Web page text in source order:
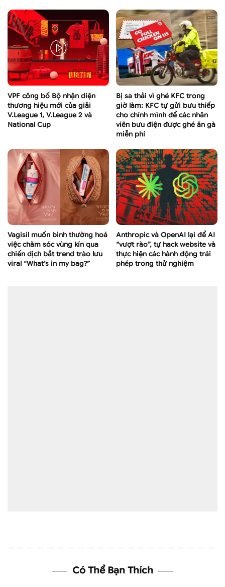
VPF công bố Bộ nhận diện
thương hiệu mới của giải
V.League 1, V.League 2 và
National Cup
Bị sa thải vì ghé KFC trong
giờ làm: KFC tự gửi bưu thiếp
cho chính mình để các nhân
viên bưu điện được ghé ăn gà
miễn phí
Vagisil muốn bình thường hoá
việc chăm sóc vùng kín qua
chiến dịch bắt trend trào lưu
viral “What’s in my bag?”
Anthropic và OpenAI lại để AI
“vượt rào”, tự hack website và
thực hiện các hành động trái
phép trong thử nghiệm
Có Thể Bạn Thích